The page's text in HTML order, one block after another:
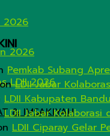
2026
2026
LDII 2026
& IMSAKIYAH
Pemkab Subang
LDII Jabar
LDII Kabupaten
LDII Jabar
LDII Ciparay Gelar